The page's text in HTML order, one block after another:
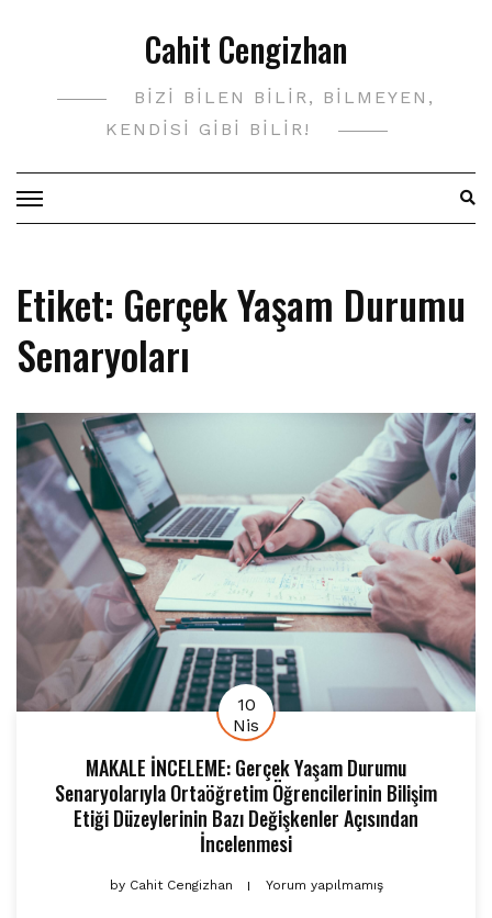
Cahit Cengizhan
BIZI BILEN BILIR, BILMEYEN,
KENDISI GIBI BILIR!
Etiket: Gerçek Yaşam Durumu
Senaryoları
10
Nis
MAKALE İNCELEME: Gerçek Yaşam Durumu
Senaryolarıyla Ortaöğretim Öğrencilerinin Bilişim
Etiği Düzeylerinin Bazı Değişkenler Açısından
İncelenmesi
byCahit Cengizhan Yorum yapılmamış